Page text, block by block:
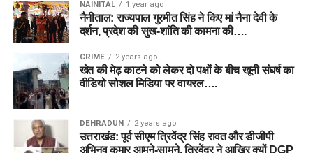
NAINITAL 1 year ago
नैनीताल: राज्यपाल गुरमीत सिंह ने किए मां नैना देवी के
दर्शन, प्रदेश की सुख-शांति की कामना की….
CRIME 2 years ago
खेत की मेढ़ काटने को लेकर दो पक्षों के बीच खूनी संघर्ष का
वीडियो सोशल मिडिया पर वायरल….
DEHRADUN 2 years ago
उत्तराखंड: पूर्व सीएम त्रिवेंद्र सिंह रावत और डीजीपी
अभिनव कुमार आमने-सामने, त्रिवेंद्र ने आखिर क्यों DGP